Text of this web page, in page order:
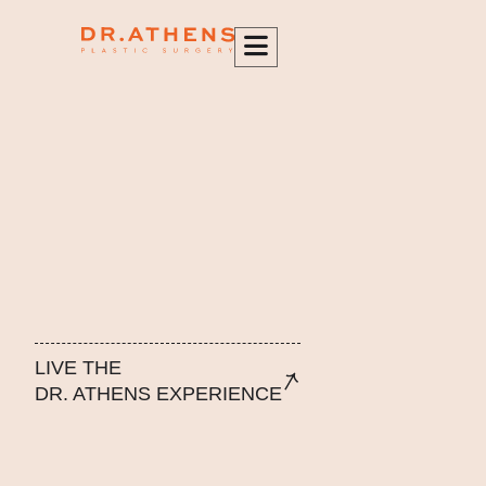
περιεχόμενο
LIVE THE
DR. ATHENS EXPERIENCE